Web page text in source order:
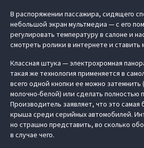
В распоряжении пассажира, сидящего
небольшой экран мультмедиа — с его
регулировать температуру в салоне и
смотреть ролики в интернете и ставить
Классная штука — электрохромная
такая же технология применяется в
всего одной кнопки ее можно
молочно-белой) или сделать полностью
Производитель заявляет, что это самая
крыша среди серийных автомобилей.
но страшно представить, во сколько
в случае чего.